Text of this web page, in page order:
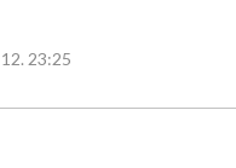
23:25